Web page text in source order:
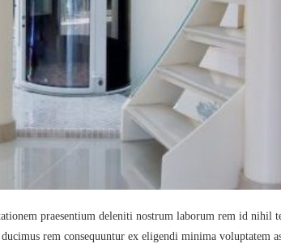
praesentium deleniti nostrum laborum rem id nihil
ducimus rem consequuntur ex eligendi minima voluptatem